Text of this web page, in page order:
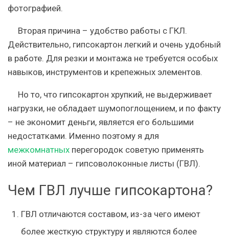
фотографией.
Вторая причина – удобство работы с ГКЛ.
Действительно, гипсокартон легкий и очень удобный
в работе. Для резки и монтажа не требуется особых
навыков, инструментов и крепежных элементов.
Но то, что гипсокартон хрупкий, не выдерживает
нагрузки, не обладает шумопоглощением, и по факту
– не экономит деньги, является его большими
недостатками. Именно поэтому я для
межкомнатных перегородок советую применять
иной материал – гипсоволоконные листы (ГВЛ).
Чем ГВЛ лучше гипсокартона?
ГВЛ отличаются составом, из-за чего имеют
более жесткую структуру и являются более